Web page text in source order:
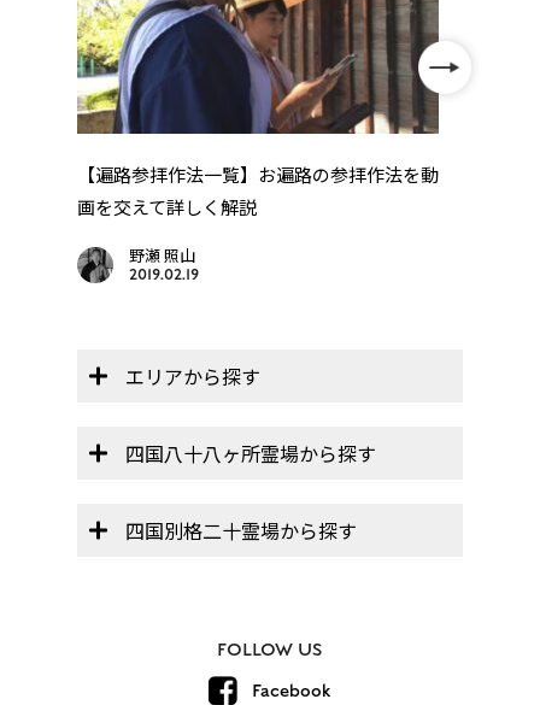
【遍路参拝作法一覧】お遍路の参拝作法を動
画を交えて詳しく解説
野瀬 照山
2019.02.19
エリアから探す
四国八十八ヶ所霊場から探す
四国別格二十霊場から探す
FOLLOW US
Facebook